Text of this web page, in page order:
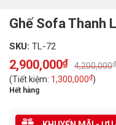
Ghế Sofa Thanh
SKU: TL-72
4,200,000₫
Original
price
was:
4,200,000₫.
2,900,000₫
Current
price
is:
2,900,000₫.
(Tiết kiệm: 1,300,000₫)
Hết hàng